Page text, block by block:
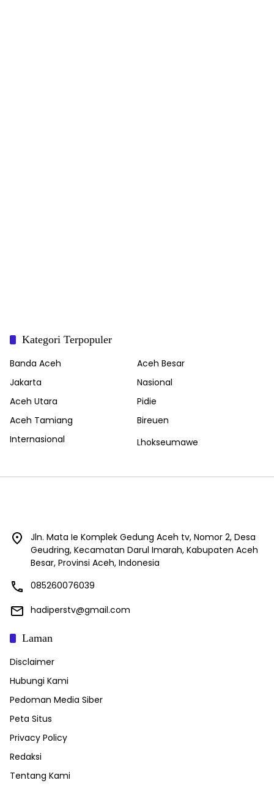
Kategori Terpopuler
Banda Aceh
Aceh Besar
Jakarta
Nasional
Aceh Utara
Pidie
Aceh Tamiang
Bireuen
Internasional
Lhokseumawe
Jln. Mata Ie Komplek Gedung Aceh tv, Nomor 2, Desa
Geudring, Kecamatan Darul Imarah, Kabupaten Aceh
Besar, Provinsi Aceh, Indonesia
085260076039
hadiperstv@gmail.com
Laman
Disclaimer
Hubungi Kami
Pedoman Media Siber
Peta Situs
Privacy Policy
Redaksi
Tentang Kami